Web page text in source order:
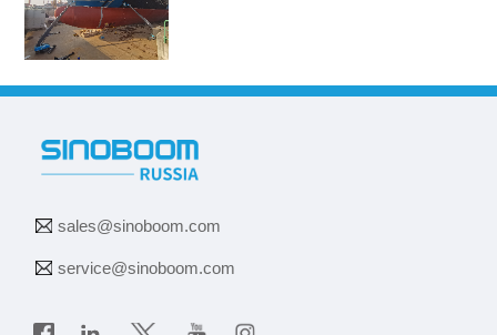
sales@sinoboom.com
service@sinoboom.com